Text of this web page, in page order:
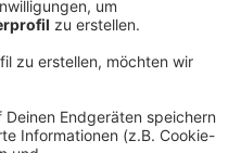
DIN A4 haben,
10:13